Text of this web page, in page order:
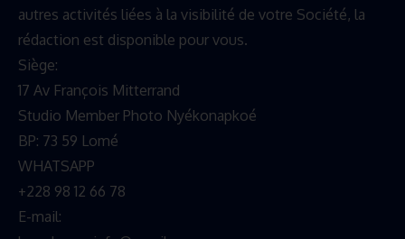
autres activités liées à la visibilité de votre Société, la
rédaction est disponible pour vous.
Siège:
17 Av François Mitterrand
Studio Member Photo Nyékonapkoé
BP: 73 59 Lomé
WHATSAPP ‪
+228 98 12 66 78
E-mail: